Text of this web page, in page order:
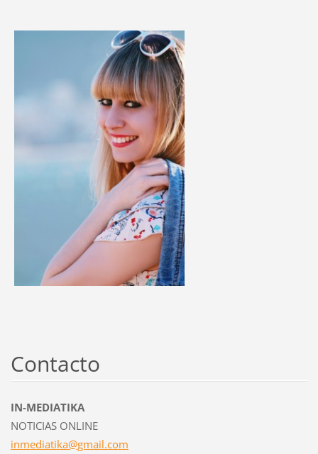
Contacto
IN-MEDIATIKA
NOTICIAS ONLINE
inmediatika@gmail.com